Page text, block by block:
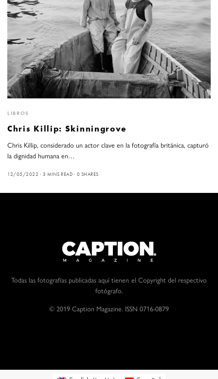
LIBROS
Chris Killip: Skinningrove
Chris Killip, considerado un actor clave en la fotografía británica, capturó
la dignidad humana en…
12/05/2022 3 MINS READ 0 SHARES
Todas las fotografías publicadas aquí tienen el Copyright del respectivo
fotógrafo.
© 2019 Caption Magazine. ISSN 0716-0879